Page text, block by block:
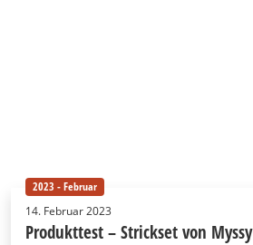
2023 - Februar
14. Februar 2023
Produkttest – Strickset von Myssy